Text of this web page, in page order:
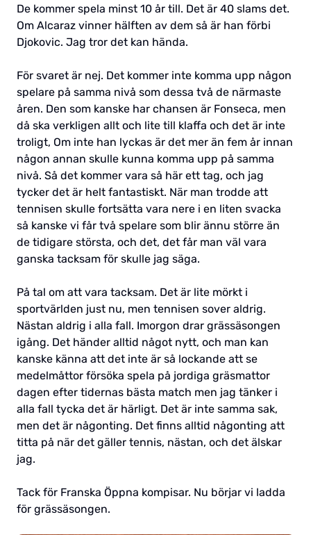
De kommer spela minst 10 år till. Det är 40 slams det.
Om Alcaraz vinner hälften av dem så är han förbi
Djokovic. Jag tror det kan hända.
För svaret är nej. Det kommer inte komma upp någon
spelare på samma nivå som dessa två de närmaste
åren. Den som kanske har chansen är Fonseca, men
då ska verkligen allt och lite till klaffa och det är inte
troligt, Om inte han lyckas är det mer än fem år innan
någon annan skulle kunna komma upp på samma
nivå. Så det kommer vara så här ett tag, och jag
tycker det är helt fantastiskt. När man trodde att
tennisen skulle fortsätta vara nere i en liten svacka
så kanske vi får två spelare som blir ännu större än
de tidigare största, och det, det får man väl vara
ganska tacksam för skulle jag säga.
På tal om att vara tacksam. Det är lite mörkt i
sportvärlden just nu, men tennisen sover aldrig.
Nästan aldrig i alla fall. Imorgon drar grässäsongen
igång. Det händer alltid något nytt, och man kan
kanske känna att det inte är så lockande att se
medelmåttor försöka spela på jordiga gräsmattor
dagen efter tidernas bästa match men jag tänker i
alla fall tycka det är härligt. Det är inte samma sak,
men det är någonting. Det finns alltid någonting att
titta på när det gäller tennis, nästan, och det älskar
jag.
Tack för Franska Öppna kompisar. Nu börjar vi ladda
för grässäsongen.